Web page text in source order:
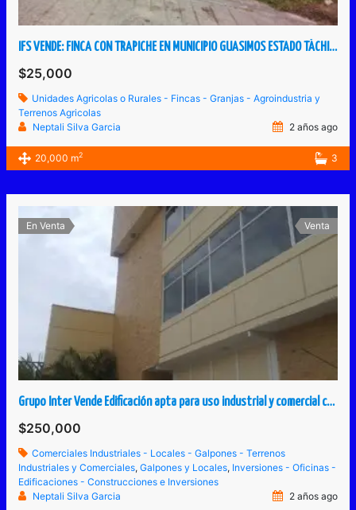
IFS VENDE: FINCA CON TRAPICHE EN MUNICIPIO GUASIMOS ESTADO TÁCHIRA VENEZUELA.
$25,000
Unidades Agricolas o Rurales - Fincas - Granjas - Agroindustria y
Terrenos Agricolas
Neptali Silva Garcia
2 años ago
20,000 m2 3
En Venta Venta
Grupo Inter Vende Edificación apta para uso industrial y comercial construido para industria textil o similar
$250,000
Comerciales Industriales - Locales - Galpones - Terrenos
Industriales y Comerciales,Galpones y Locales, Inversiones - Oficinas -
Edificaciones - Construcciones e Inversiones
Neptali Silva Garcia
2 años ago